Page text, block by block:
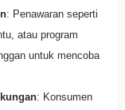
: Penawaran seperti
atau program
untuk mencoba
: Konsumen